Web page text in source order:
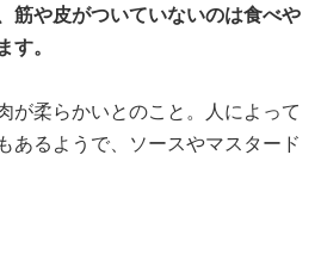
筋や皮がついていないのは食べや
す。
が柔らかいとのこと。人によって
あるようで、ソースやマスタード